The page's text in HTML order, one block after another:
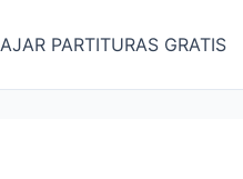
PARTITURAS GRATIS